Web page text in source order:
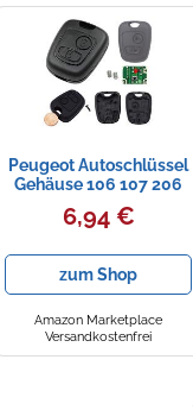
Peugeot Autoschlüssel
Gehäuse 106 107 206
207 306 307 Boxer
EXPERT + 2X Taster
6,94 €
zum Shop
Amazon Marketplace
Versandkostenfrei